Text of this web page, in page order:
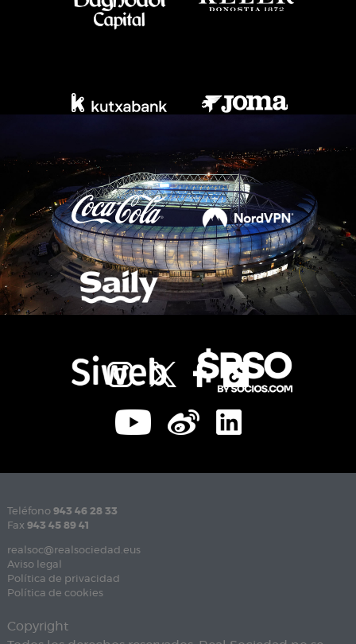
Teléfono 943 46 28 33
Fax 943 45 89 41
realsoc@realsociedad.eus
Aviso legal
Política de privacidad
Política de cookies
Copyright